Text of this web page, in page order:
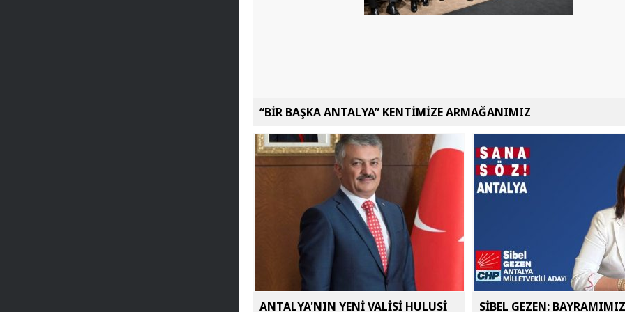
“BİR BAŞKA ANTALYA” KENTİMİZE ARMAĞANIMIZ
ANTALYA'NIN YENİ VALİSİ HULUSİ SİBEL GEZEN: BAYRAMIMIZ